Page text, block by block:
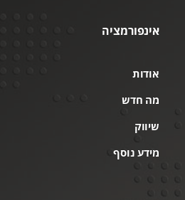
אינפורמציה
אודות
מה חדש
שיווק
מידע נוסף